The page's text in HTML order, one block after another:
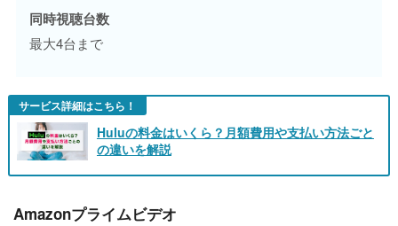
同時視聴台数
最大4台まで
サービス詳細はこちら！
Huluの料金はいくら？月額費用や支払い方法ごと
の違いを解説
Amazonプライムビデオ